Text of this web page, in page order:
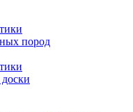
пород